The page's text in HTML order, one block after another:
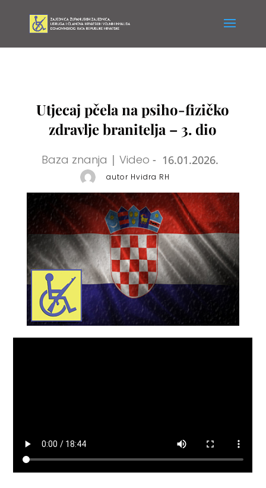
Utjecaj pčela na psiho-fizičko
zdravlje branitelja – 3. dio
Baza znanja | Video - 16.01.2026.
autor Hvidra RH